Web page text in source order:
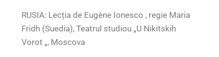
RUSIA: Lecția de Eugène Ionesco , regie Maria
Fridh (Suedia), Teatrul studiou „U Nikitskih
Vorot „, Moscova